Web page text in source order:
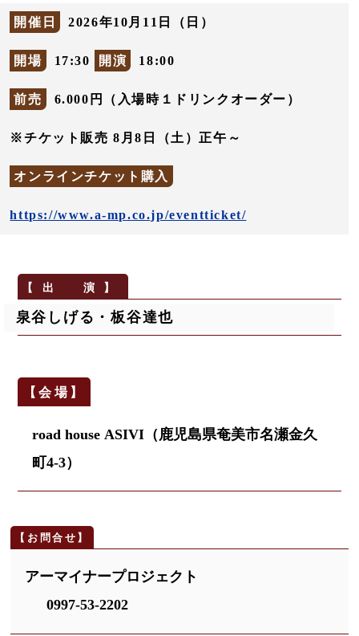
開催日 2026年10月11日（日）
開場 17:30 開演 18:00
前売 6.000円（入場時１ドリンクオーダー）
※チケット販売 8月8日（土）正午～
オンラインチケット購入
https://www.a-mp.co.jp/eventticket/
泉谷しげる・板谷達也
road house ASIVI（鹿児島県奄美市名瀬金久
町4-3）
アーマイナープロジェクト
0997-53-2202